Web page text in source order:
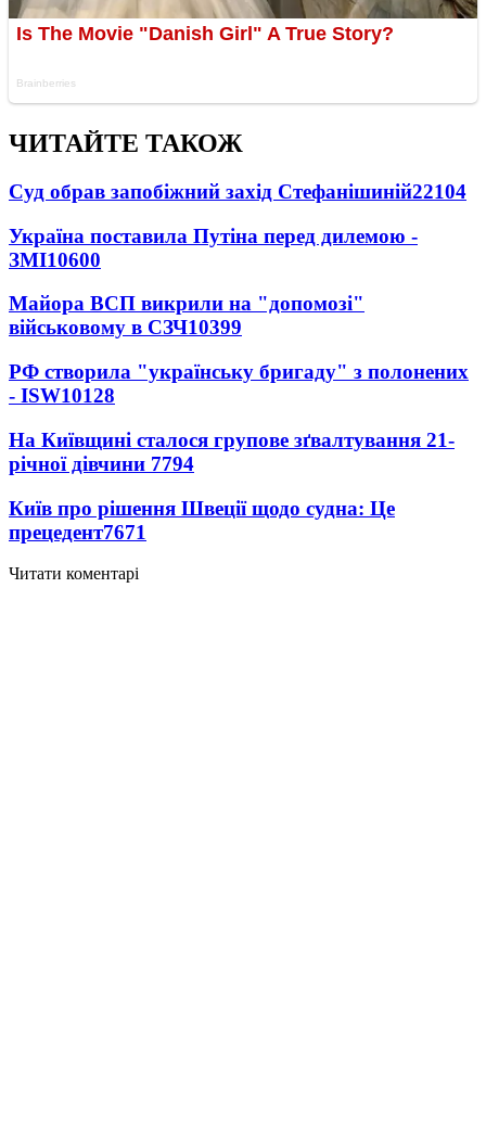
ЧИТАЙТЕ ТАКОЖ
Суд обрав запобіжний захід Стефанішиній22104
Україна поставила Путіна перед дилемою -
ЗМІ10600
Майора ВСП викрили на "допомозі"
військовому в СЗЧ10399
РФ створила "українську бригаду" з полонених
- ISW10128
На Київщині сталося групове зґвалтування 21-
річної дівчини 7794
Київ про рішення Швеції щодо судна: Це
прецедент7671
Читати коментарі